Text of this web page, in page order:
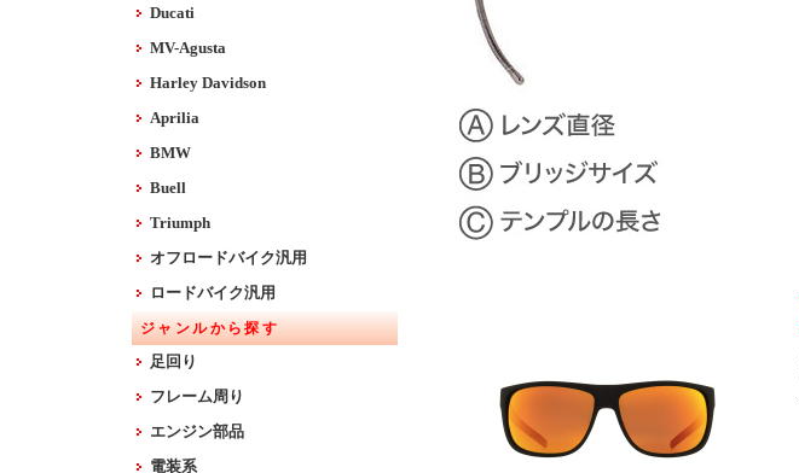
Ducati
MV-Agusta
Harley Davidson
Aprilia
BMW
Buell
Triumph
オフロードバイク汎用
ロードバイク汎用
ジャンルから探す
足回り
フレーム周り
エンジン部品
電装系